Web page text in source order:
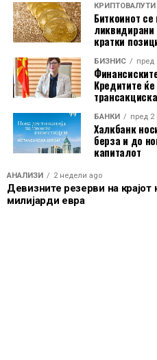
КРИПТОВАЛУТИ
Биткоинот
кратки
БИЗНИС пред
Кредитите
БАНКИ пред 2
Халкбанк
берза и до
капиталот
АНАЛИЗИ 2 недели ago
Девизните резерви на крајот
милијарди евра